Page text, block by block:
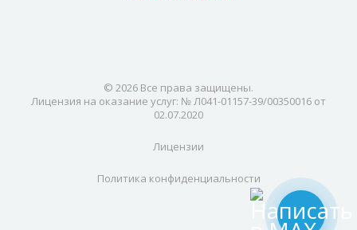
© 2026 Все права защищены.
Лицензия на оказание услуг: № Л041-01157-39/00350016 от
02.07.2020
Лицензии
Политика конфиденциальности